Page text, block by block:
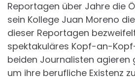
Reportagen über Jahre die
sein Kollege Juan Moreno
dieser Reportagen
spektakuläres Kopf-an-
beiden Journalisten agieren
um ihre berufliche Existenz